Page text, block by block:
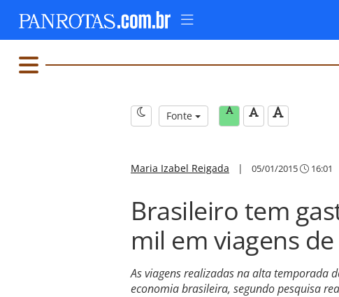
Fonte
Maria Izabel Reigada | 05/01/2015 16:01
Brasileiro tem
mil em viagens
As viagens realizadas na alta temporada
economia brasileira, segundo pesquisa